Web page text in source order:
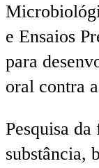
e Ensaios
para
oral contra
Pesquisa
substância,